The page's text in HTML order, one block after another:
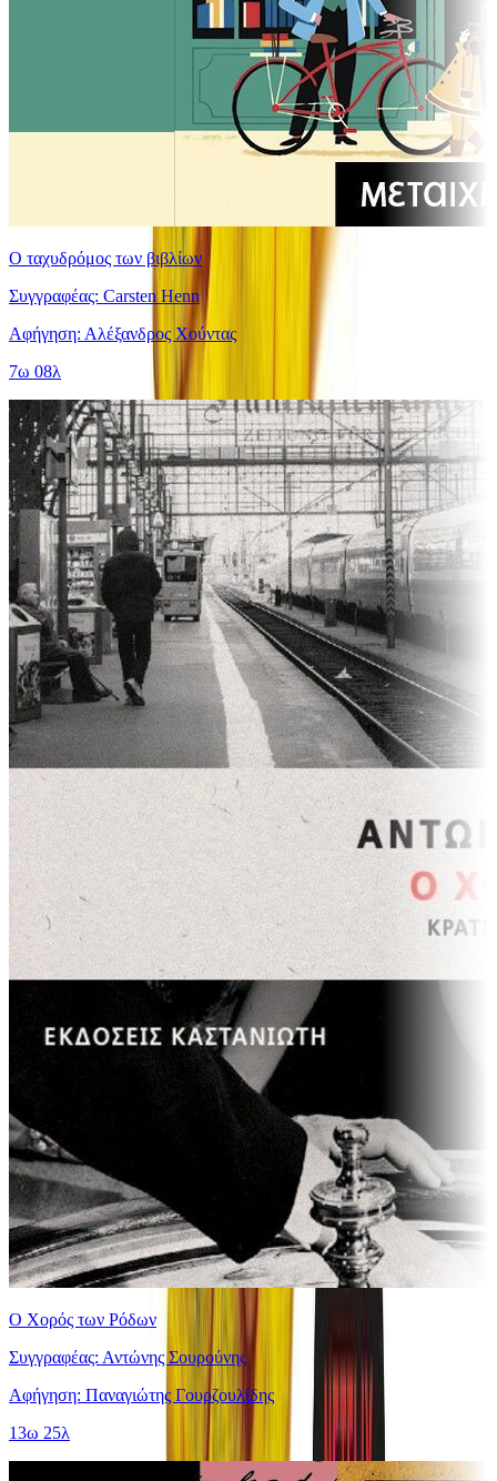
Ο ταχυδρόμος των βιβλίων
Συγγραφέας: Carsten Henn
Αφήγηση: Αλέξανδρος Χούντας
7ω 08λ
Ο Χορός των Ρόδων
Συγγραφέας: Αντώνης Σουρούνης
Αφήγηση: Παναγιώτης Γουρζουλίδης
13ω 25λ